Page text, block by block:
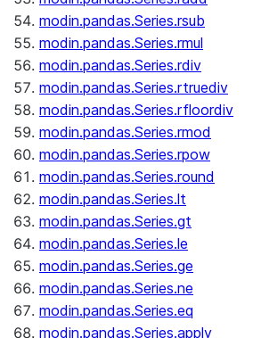
modin.pandas.Series.rsub
modin.pandas.Series.rmul
modin.pandas.Series.rdiv
modin.pandas.Series.rtruediv
modin.pandas.Series.rfloordiv
modin.pandas.Series.rmod
modin.pandas.Series.rpow
modin.pandas.Series.round
modin.pandas.Series.lt
modin.pandas.Series.gt
modin.pandas.Series.le
modin.pandas.Series.ge
modin.pandas.Series.ne
modin.pandas.Series.eq
modin.pandas.Series.apply